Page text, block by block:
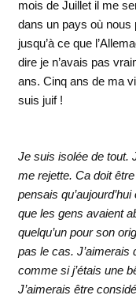
mois de Juillet il me
dans un pays où nous
jusqu’à ce que
dire je n’avais pas
ans. Cinq ans de ma
suis juif !
Je suis isolée de tout.
me rejette. Ca doit
pensais
que les gens avaient
quelqu’un pour son
pas le cas. J’aimerais
comme si j’étais une
J’aimerais être